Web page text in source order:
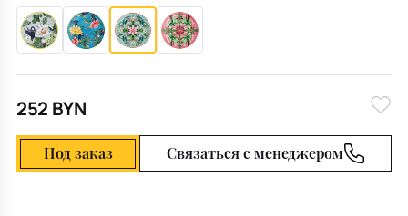
252 BYN
Под заказ Связаться с менеджером